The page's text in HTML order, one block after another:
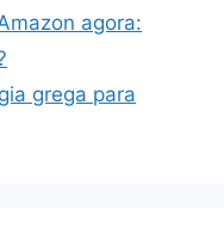
agora:
grega para